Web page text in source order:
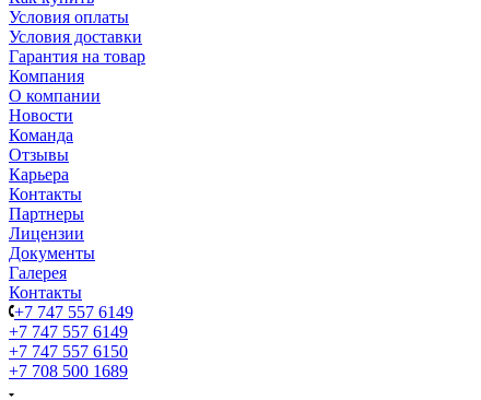
Условия оплаты
Условия доставки
Гарантия на товар
Компания
О компании
Новости
Команда
Отзывы
Карьера
Контакты
Партнеры
Лицензии
Документы
Галерея
Контакты
+7 747 557 6149
+7 747 557 6149
+7 747 557 6150
+7 708 500 1689